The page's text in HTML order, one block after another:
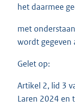
het daarmee
met
wordt gegeven
Gelet op:
Artikel 2, lid 3
Laren 2024 en